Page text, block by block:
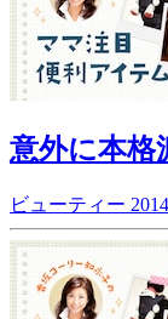
意外に本格
ビューティー